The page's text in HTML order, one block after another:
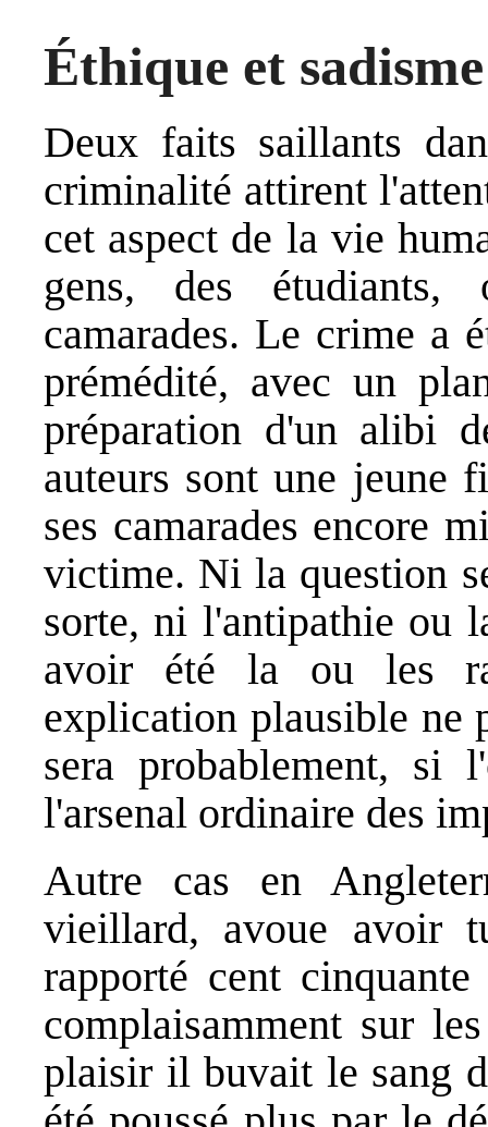
Éthique et sadisme
Deux faits saillants
criminalité attirent
cet aspect de la vie
gens, des
camarades. Le crime a
prémédité, avec un
préparation d'un alibi
auteurs sont une jeune
ses camarades encore
victime. Ni la question
sorte, ni l'antipathie ou
avoir été la ou les
explication plausible ne
sera probablement, si
l'arsenal ordinaire des
Autre cas en
vieillard, avoue avoir
rapporté cent
complaisamment sur
plaisir il buvait le sang